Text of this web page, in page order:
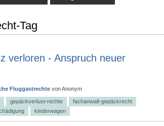
Tag
verloren - Anspruch neuer
Fluggastrechte vonAnonym
gepäckverlust-rechte
fachanwalt-gepäckrecht
kinderwagen